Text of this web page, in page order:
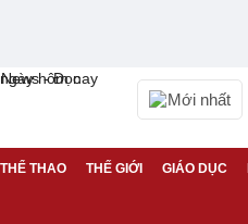
Mới nhất
THỂ THAO THẾ GIỚI GIÁO DỤC